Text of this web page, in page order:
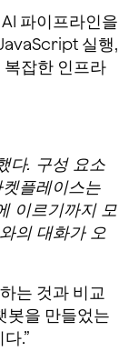
파이프라인을
실행,
복잡한 인프라
다. 구성 요소
플레이스는
이르기까지 모
의 대화가 오
는 것과 비교
봇을 만들었는
.”